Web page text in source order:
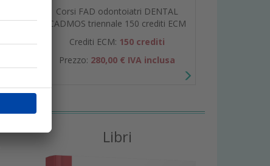
Corsi FAD odontoiatri DENTAL
CADMOS triennale 150 crediti ECM
Crediti ECM: 150 crediti
Prezzo: 280,00 € IVA inclusa
Libri